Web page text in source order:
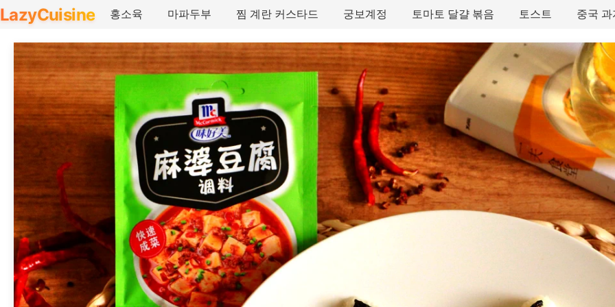
LazyCuisine 홍소육 마파두부 찜 계란 커스타드 궁보계정 토마토 달걀 볶음 토스트 중국